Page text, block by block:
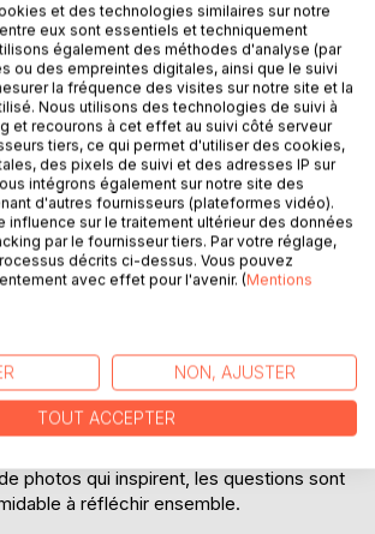
enfants en toute simplicité !
? Est-il possible de prédire
choses faut-il prendre son temps ?
vous trouverez les 44 meilleures
photos qui inspirent, les questions sont
à réfléchir ensemble.
et des technologies similaires sur notre
eux sont essentiels et techniquement
également des méthodes d'analyse (par
ou des empreintes digitales, ainsi que le suivi
la fréquence des visites sur notre site et la
Nous utilisons des technologies de suivi à
et recourons à cet effet au suivi côté serveur
tiers, ce qui permet d'utiliser des cookies,
des pixels de suivi et des adresses IP sur
intégrons également sur notre site des
d'autres fournisseurs (plateformes vidéo).
influence sur le traitement ultérieur des données
par le fournisseur tiers. Par votre réglage,
décrits ci-dessus. Vous pouvez
avec effet pour l'avenir. (Mentions
NON, AJUSTER
TOUT ACCEPTER